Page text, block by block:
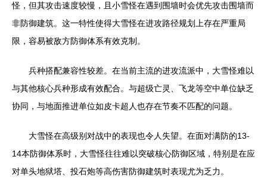
怪，但其攻击速度较慢，且小雪怪在遇到围墙时会优先攻击围墙而
非防御建筑。这一特性使得大雪怪在进攻路径规划上存在严重局
限，容易被敌方防御体系有效克制。
兵种搭配兼容性较差。在当前主流的进攻流派中，大雪怪难以
与其他核心兵种形成有效配合。与超级亡灵、飞龙等空中单位缺乏
协同，与地面推进单位如皮卡超人也存在节奏不匹配的问题。
大雪怪在高级别对战中的表现也令人失望。在面对满防的13-
14本防御体系时，大雪怪往往难以突破核心防御区域，特别是在应
对单头地狱塔、投石炮等高伤害防御建筑时表现尤为乏力。